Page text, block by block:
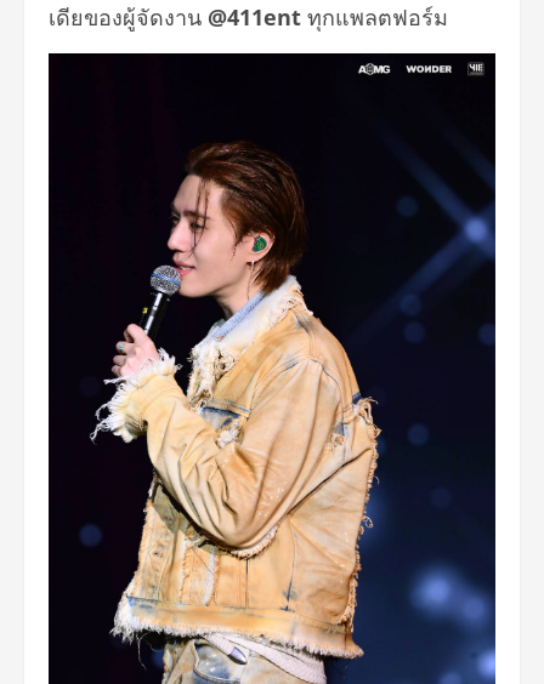
เดียของผู้จัดงาน @411ent ทุกแพลตฟอร์ม